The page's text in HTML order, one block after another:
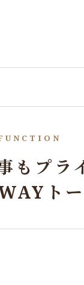
もプラ
トー